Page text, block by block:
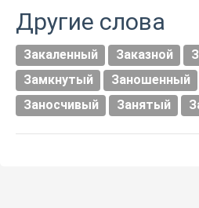
Другие слова
Закаленный Заказной
Замкнутый
Заношенный
Заносчивый
Занятый